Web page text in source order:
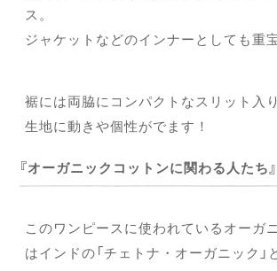
ス。
ジャケットなどのインナーとしても重宝
裾には両脇にコンパクトなスリット入り
生地に動きや個性がでます！
オーガニックコットンに関わる人たち
このワンピースに使われているオーガ
はインドの「チェトナ・オーガニック」